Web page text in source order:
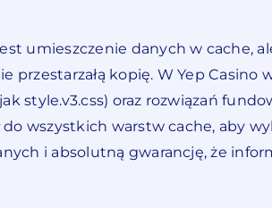
umieszczenie danych w cache,
przestarzałą kopię. W Yep
style.v3.css) oraz rozwiązań
wszystkich warstw cache, aby
i absolutną gwarancję, że